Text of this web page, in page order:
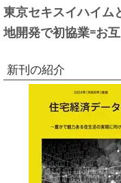
東京セキスイハイム
地開発で初協業=お
新刊の紹介